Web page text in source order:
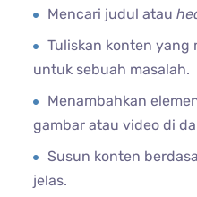
Mencari judul atau
Tuliskan konten yang
untuk sebuah masalah.
Menambahkan
gambar atau video di
Susun konten
jelas.